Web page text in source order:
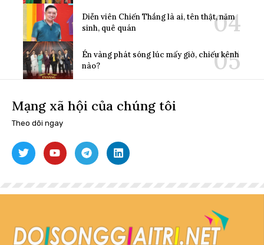
Diễn viên Chiến Thắng là ai, tên thật, năm
sinh, quê quán
Én vàng phát sóng lúc mấy giờ, chiếu kênh
nào?
Mạng xã hội của chúng tôi
Theo dõi ngay